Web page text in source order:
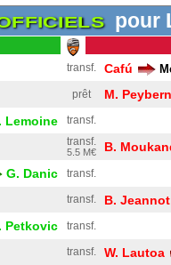
pour
transf. Cafú
prêt M.
Lemoine transf.
transf.
5.5 M€ B.
G. Danic transf.
transf. B. Jeannot
Petkovic transf.
transf. W. Lautoa